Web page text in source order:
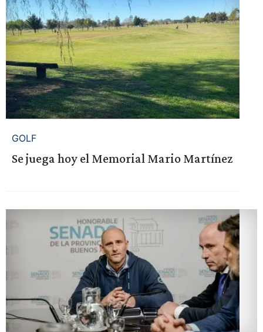
GOLF
Se juega hoy el Memorial Mario Martínez